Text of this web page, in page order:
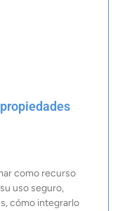
como recurso
uso seguro,
cómo integrarlo